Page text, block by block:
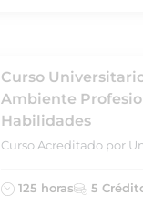
Curso
Ambiente
Habilidades
Curso Acreditado por
125 horas 5